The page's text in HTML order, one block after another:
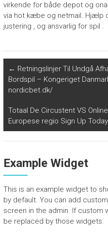
virkende for både depot og
via hot kæbe og netmail. Hjælp
justering , og ansvarlig for spil .
← Retningslinjer Til Undgå
Bordspil – Kongeriget
nordicbet.dk/
Totaal De Circustent VS
Europese regio Sign Up Today
Example Widget
This is an example widget to
by default. You can add
screen in the admin. If custom
be replaced by those widgets.